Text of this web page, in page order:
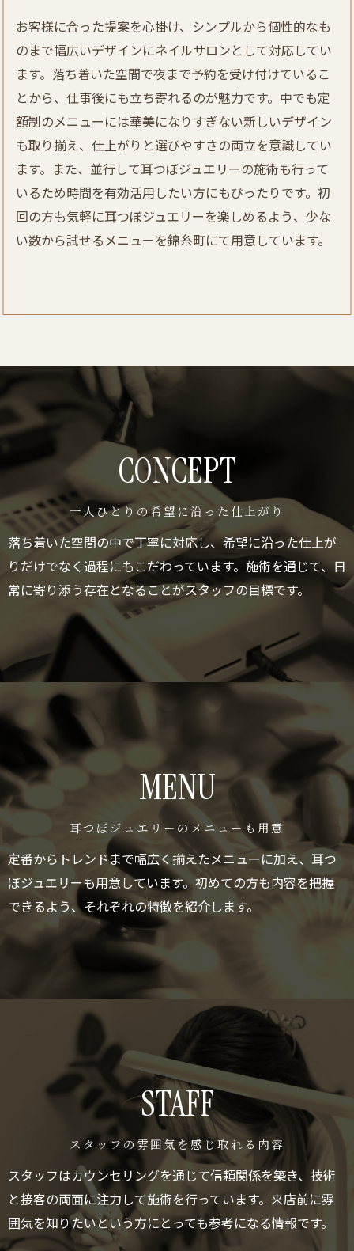
お客様に合った提案を心掛け、シンプルから個性的なも
のまで幅広いデザインにネイルサロンとして対応してい
ます。落ち着いた空間で夜まで予約を受け付けているこ
とから、仕事後にも立ち寄れるのが魅力です。中でも定
額制のメニューには華美になりすぎない新しいデザイン
も取り揃え、仕上がりと選びやすさの両立を意識してい
ます。また、並行して耳つぼジュエリーの施術も行って
いるため時間を有効活用したい方にもぴったりです。初
回の方も気軽に耳つぼジュエリーを楽しめるよう、少な
い数から試せるメニューを錦糸町にて用意しています。
CONCEPT
一人ひとりの希望に沿った仕上がり
落ち着いた空間の中で丁寧に対応し、希望に沿った仕上が
りだけでなく過程にもこだわっています。施術を通じて、日
常に寄り添う存在となることがスタッフの目標です。
MENU
耳つぼジュエリーのメニューも用意
定番からトレンドまで幅広く揃えたメニューに加え、耳つ
ぼジュエリーも用意しています。初めての方も内容を把握
できるよう、それぞれの特徴を紹介します。
STAFF
スタッフの雰囲気を感じ取れる内容
スタッフはカウンセリングを通じて信頼関係を築き、技術
と接客の両面に注力して施術を行っています。来店前に雰
囲気を知りたいという方にとっても参考になる情報です。